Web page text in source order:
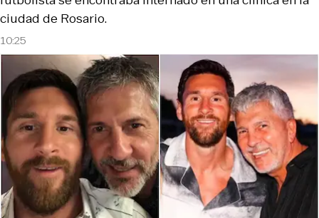
10:25
ciudad de Rosario.